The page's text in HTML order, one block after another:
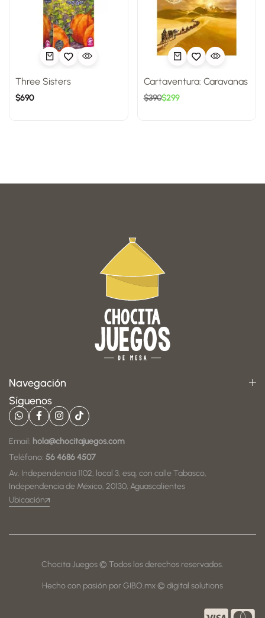
Three Sisters
$690
Cartaventura: Caravanas
$390$299
Navegación
Síguenos
Email: hola@chocitajuegos.com
Teléfono: 56 4686 4507
Av. Independencia 1102, local 3, esq. con calle Tabasco,
Independencia de México, 20130, Aguascalientes
Ubicación
Chocita Juegos © Todos los derechos reservados.
Hecho con pasión por GIBO.mx © digital solutions